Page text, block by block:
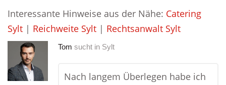
Interessante Hinweise aus der Nähe: Catering
Sylt | Reichweite Sylt | Rechtsanwalt Sylt
Tom sucht in Sylt
Nach langem Überlegen habe ich